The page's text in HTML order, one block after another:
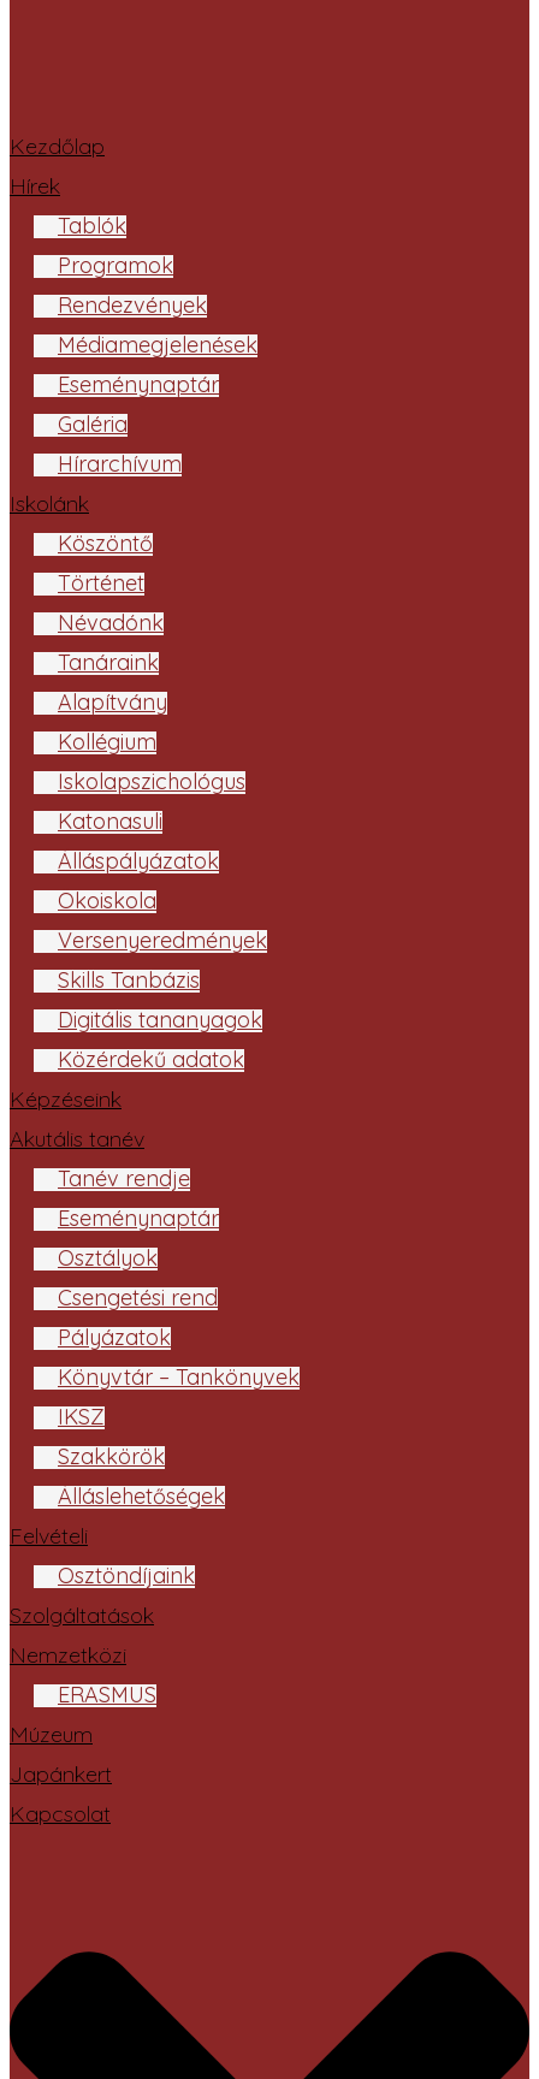
Kezdőlap
Hírek
Tablók
Programok
Rendezvények
Médiamegjelenések
Eseménynaptár
Galéria
Hírarchívum
Iskolánk
Köszöntő
Történet
Névadónk
Tanáraink
Alapítvány
Kollégium
Iskolapszichológus
Katonasuli
Álláspályázatok
Ökoiskola
Versenyeredmények
Skills Tanbázis
Digitális tananyagok
Közérdekű adatok
Képzéseink
Akutális tanév
Tanév rendje
Eseménynaptár
Osztályok
Csengetési rend
Pályázatok
Könyvtár – Tankönyvek
IKSZ
Szakkörök
Álláslehetőségek
Felvételi
Ösztöndíjaink
Szolgáltatások
Nemzetközi
ERASMUS
Múzeum
Japánkert
Kapcsolat